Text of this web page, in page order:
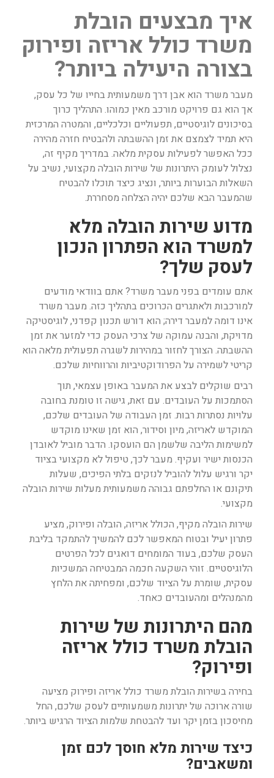
איך מבצעים הובלת
משרד כולל אריזה ופירוק
בצורה היעילה ביותר?
מעבר משרד הוא אבן דרך משמעותית בחייו של כל עסק,
אך הוא גם פרויקט מורכב מאין כמוהו. התהליך כרוך
בסיכונים לוגיסטיים, תפעוליים וכלכליים, והמטרה המרכזית
היא תמיד לצמצם את זמן ההשבתה ולהבטיח חזרה מהירה
ככל האפשר לפעילות עסקית מלאה. במדריך מקיף זה,
נצלול לעומק היתרונות של שירות הובלה מקצועי, נשיב על
השאלות הבוערות ביותר, ונציג כיצד תוכלו להבטיח
שהמעבר הבא שלכם יהיה הצלחה מסחררת.
מדוע שירות הובלה מלא
למשרד הוא הפתרון הנכון
לעסק שלך?
אתם עומדים בפני מעבר משרד? אתם בוודאי מודעים
למורכבות ולאתגרים הכרוכים בתהליך כזה. מעבר משרד
אינו דומה למעבר דירה; הוא דורש תכנון קפדני, לוגיסטיקה
מדויקת, והבנה עמוקה של צרכי העסק כדי למזער את זמן
ההשבתה. הצורך לחזור במהירות לשגרה תפעולית מלאה הוא
קריטי לשמירה על הפרודוקטיביות והרווחיות שלכם.
רבים שוקלים לבצע את המעבר באופן עצמאי, תוך
הסתמכות על העובדים. עם זאת, גישה זו טומנת בחובה
עלויות נסתרות רבות. זמן העבודה של העובדים שלכם,
המוקדש לאריזה, מיון וסידור, הוא זמן שאינו מוקדש
למשימות הליבה שלשמן הם הועסקו. הדבר מוביל לאובדן
הכנסות ישיר ועקיף. מעבר לכך, טיפול לא מקצועי בציוד
יקר ורגיש עלול להוביל לנזקים בלתי הפיכים, שעלות
תיקונם או החלפתם גבוהה משמעותית מעלות שירות הובלה
מקצועי.
שירות הובלה מקיף, הכולל אריזה, הובלה ופירוק, מציע
פתרון יעיל ובטוח המאפשר לכם להמשיך להתמקד בליבת
העסק שלכם, בעוד המומחים דואגים לכל הפרטים
הלוגיסטיים. זוהי השקעה חכמה המבטיחה המשכיות
עסקית, שומרת על הציוד שלכם, ומפחיתה את הלחץ
מהמנהלים ומהעובדים כאחד.
מהם היתרונות של שירות
הובלת משרד כולל אריזה
ופירוק?
בחירה בשירות הובלת משרד כולל אריזה ופירוק מציעה
שורה ארוכה של יתרונות משמעותיים לעסק שלכם, החל
מחיסכון בזמן יקר ועד להבטחת שלמות הציוד הרגיש ביותר.
כיצד שירות מלא חוסך לכם זמן
ומשאבים?